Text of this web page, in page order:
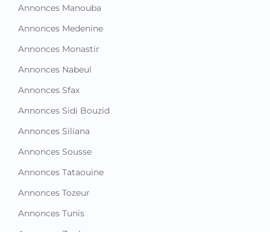
Annonces Manouba
Annonces Medenine
Annonces Monastir
Annonces Nabeul
Annonces Sfax
Annonces Sidi Bouzid
Annonces Siliana
Annonces Sousse
Annonces Tataouine
Annonces Tozeur
Annonces Tunis